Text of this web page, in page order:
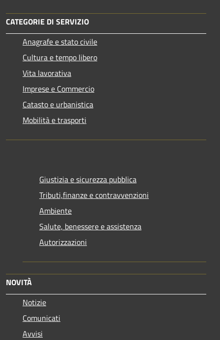
CATEGORIE DI SERVIZIO
Anagrafe e stato civile
Cultura e tempo libero
Vita lavorativa
Imprese e Commercio
Catasto e urbanistica
Mobilità e trasporti
Giustizia e sicurezza pubblica
Tributi,finanze e contravvenzioni
Ambiente
Salute, benessere e assistenza
Autorizzazioni
NOVITÀ
Notizie
Comunicati
Avvisi